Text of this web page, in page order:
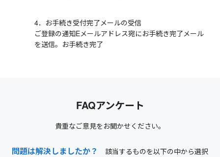
4．お手続き受付完了メールの受信
ご登録の通知Eメールアドレス宛にお手続き完了メール
を送信。お手続き完了
FAQアンケート
貴重なご意見をお聞かせください。
問題は解決しましたか？
該当するものを以下の中から選択